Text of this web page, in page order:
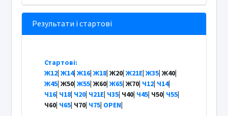
Результати і стартові
Стартові:
Ж12| Ж14| Ж16| Ж18| Ж20| Ж21Е| Ж35| Ж40|
Ж45| Ж50| Ж55| Ж60| Ж65| Ж70| Ч12| Ч14|
Ч16| Ч18| Ч20| Ч21Е| Ч35| Ч40| Ч45| Ч50| Ч55|
Ч60| Ч65| Ч70| Ч75| OPEN|